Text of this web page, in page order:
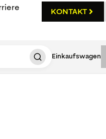
KONTAKT
Einkaufswagen